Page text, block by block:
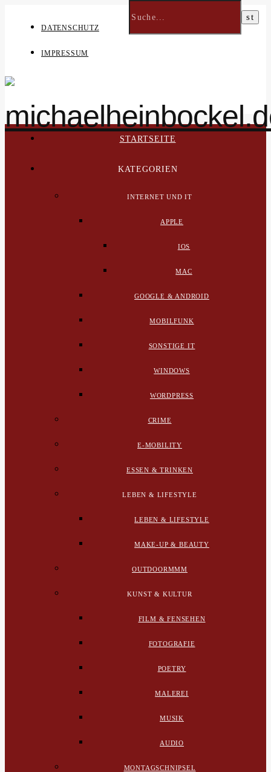
DATENSCHUTZ
IMPRESSUM
STARTSEITE
KATEGORIEN
INTERNET UND IT
APPLE
IOS
MAC
GOOGLE & ANDROID
MOBILFUNK
SONSTIGE IT
WINDOWS
WORDPRESS
CRIME
E-MOBILITY
ESSEN & TRINKEN
LEBEN & LIFESTYLE
LEBEN & LIFESTYLE
MAKE-UP & BEAUTY
OUTDOORMMM
KUNST & KULTUR
FILM & FENSEHEN
FOTOGRAFIE
POETRY
MALEREI
MUSIK
AUDIO
MONTAGSCHNIPSEL